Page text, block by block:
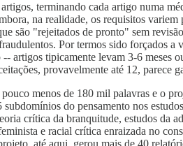
terminando cada artigo numa
na realidade, os requisitos
são "rejeitados de pronto" sem
Por termos sido forçados
artigos tipicamente levam 3-6 meses
provavelmente até 12, parece
menos de 180 mil palavras e o
do pensamento nos
crítica da branquitude, estudos da
e racial crítica enraizada no